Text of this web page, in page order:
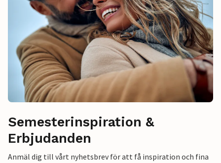
Semesterinspiration &
Erbjudanden
Anmäl dig till vårt nyhetsbrev för att få inspiration och fina